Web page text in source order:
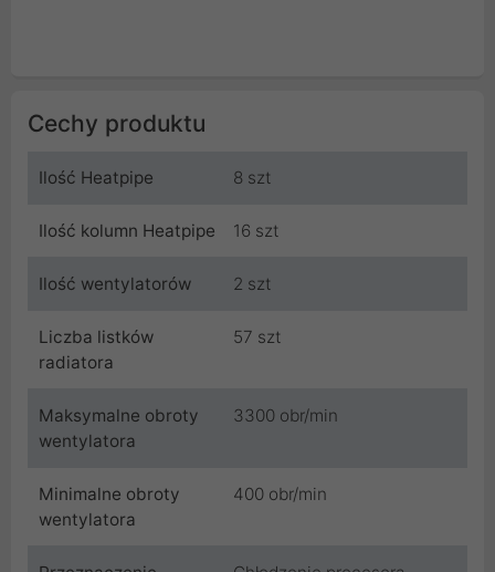
Cechy produktu
Ilość Heatpipe 8 szt
Ilość kolumn Heatpipe 16 szt
Ilość wentylatorów 2 szt
Liczba listków
radiatora
57 szt
Maksymalne obroty
wentylatora
3300 obr/min
Minimalne obroty
wentylatora
400 obr/min